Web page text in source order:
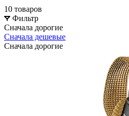
10 товаров
Фильтр
Сначала дорогие
Сначала дешевые
Сначала дорогие